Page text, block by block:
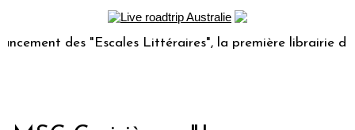
des "Escales Littéraires", la première librairie du voyage